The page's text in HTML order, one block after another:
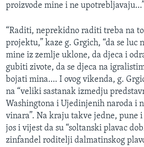
proizvode mine i ne upotrebljavaju…”
“Raditi, neprekidno raditi treba na
projektu,” kaze g. Grgich, “da se luc
mine iz zemlje uklone, da djeca i
gubiti zivote, da se djeca na
bojati mina…. I ovog vikenda, g.
na “veliki sastanak izmedju
Washingtona i Ujedinjenih naroda i
vinara”. Na kraju takve jedne, pune i
jos i vijest da su “soltanski plavac
zinfandel roditelji dalmatinskog